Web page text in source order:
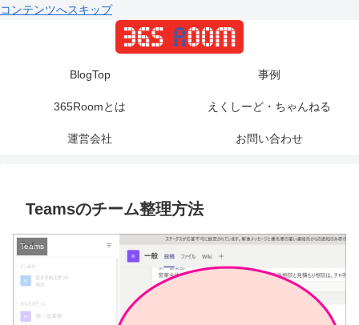
コンテンツへスキップ
BlogTop 事例
365Roomとは えくしーど・ちゃんねる
運営会社 お問い合わせ
Teamsのチーム整理方法
Teams